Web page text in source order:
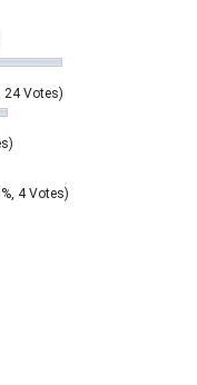
24 Votes)
4 Votes)